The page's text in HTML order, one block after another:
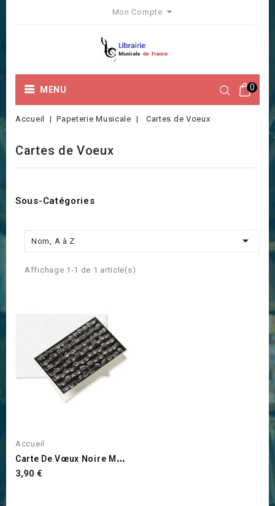
Mon Compte
0
MENU
Accueil Papeterie Musicale Cartes de Voeux
Cartes de Voeux
Sous-Catégories
Nom, A à Z 
Affichage 1-1 de 1 article(s)
Accueil
C
Arte De Vœux Noire Musique...
Prix
3,90 €